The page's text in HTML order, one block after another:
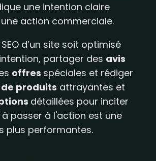
une intention claire
action commerciale.
d’un site soit optimisé
partager des avis
offres spéciales et rédiger
produits attrayantes et
détaillées pour inciter
à passer à l'action est une
plus performantes.